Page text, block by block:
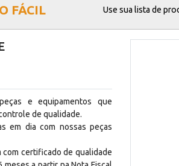
FÁCIL Use sua lista de
e equipamentos que
de qualidade.
em dia com nossas peças
com certificado de qualidade